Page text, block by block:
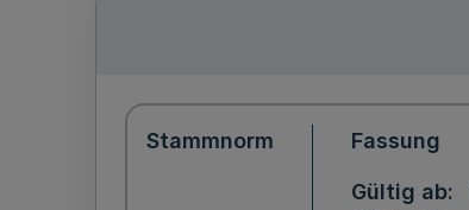
Stammnorm Fassung
Gültig ab